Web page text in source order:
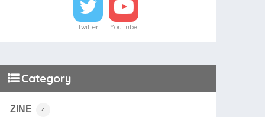
Twitter YouTube
Category
ZINE 4